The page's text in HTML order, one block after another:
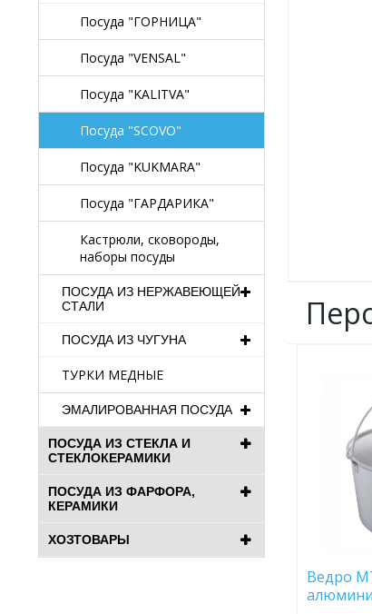
Посуда "ГОРНИЦА"
Посуда "VENSAL"
Посуда "KALITVA"
Посуда "SCOVO"
Посуда "KUKMARA"
Посуда "ГАРДАРИКА"
Кастрюли, сковороды,
наборы посуды
ПОСУДА ИЗ НЕРЖАВЕЮЩЕЙ
СТАЛИ
ПОСУДА ИЗ ЧУГУНА
ТУРКИ МЕДНЫЕ
ЭМАЛИРОВАННАЯ ПОСУДА
ПОСУДА ИЗ СТЕКЛА И
СТЕКЛОКЕРАМИКИ
ПОСУДА ИЗ ФАРФОРА,
КЕРАМИКИ
ХОЗТОВАРЫ
Ведро